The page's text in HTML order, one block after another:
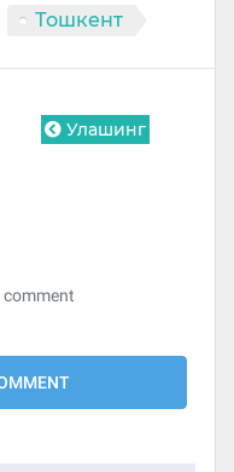
Тошкент
Улашинг